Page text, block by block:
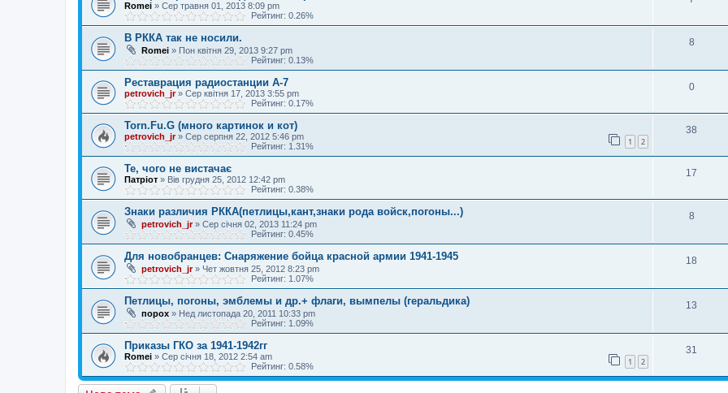
Romei » Сер травня 01, 2013 8:09 pm
Рейтинг: 0.26%
В РККА так не носили.
Romei » Пон квітня 29, 2013 9:27 pm
Рейтинг: 0.13%
8
Реставрация радиостанции А-7
petrovich_jr» Сер квітня 17, 2013 3:55 pm
Рейтинг: 0.17%
0
Torn.Fu.G (много картинок и кот)
petrovich_jr» Сер серпня 22, 2012 5:46 pm 1 2
Рейтинг: 1.31%
38
Те, чого не вистачає
Патріот » Вів грудня 25, 2012 12:42 pm
Рейтинг: 0.38%
17
Знаки различия РККА(петлицы,кант,знаки рода войск,погоны...)
petrovich_jr» Сер січня 02, 2013 11:24 pm
Рейтинг: 0.45%
8
Для новобранцев: Снаряжение бойца красной армии 1941-1945
petrovich_jr» Чет жовтня 25, 2012 8:23 pm
Рейтинг: 1.07%
18
Петлицы, погоны, эмблемы и др.+ флаги, вымпелы (геральдика)
порох » Нед листопада 20, 2011 10:33 pm
Рейтинг: 1.09%
13
Приказы ГКО за 1941-1942гг
Romei » Сер січня 18, 2012 2:54 am 1 2
Рейтинг: 0.58%
31